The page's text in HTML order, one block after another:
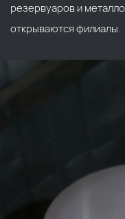
резервуаров и
открываются филиалы.